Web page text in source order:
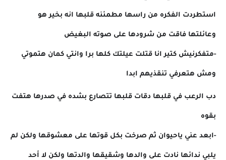
استطردت الفكره من راسها مطمئنه قلبها انه بخير هو
وعائلتها فاقت من شرودها على صوته البغيض
-متفكرنيش كتير انا قتلت عيلتك كلها برا وانتي كمان هتموتي
ومش هتعرفي تنقذيهم ابدا
دب الرعب في قلبها دقات قلبها تتصارع بشده في صدرها هتفت
بقوه
-ابعد عني ياحيوان ثم صرخت بكل قوتها على معشوقها ولكن لم
يلبي ندائها نادت على والدها وشقيقها والدتها ولكن لا أحد